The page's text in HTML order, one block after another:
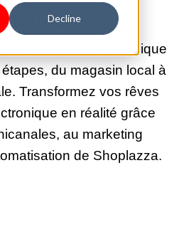
Decline
2025
du commerce électronique
du magasin local à
Transformez vos rêves
en réalité grâce
au marketing
de Shoplazza.